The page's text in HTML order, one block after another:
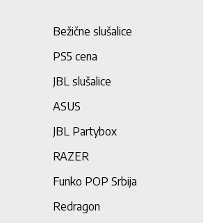
Bežične slušalice
PS5 cena
JBL slušalice
ASUS
JBL Partybox
RAZER
Funko POP Srbija
Redragon